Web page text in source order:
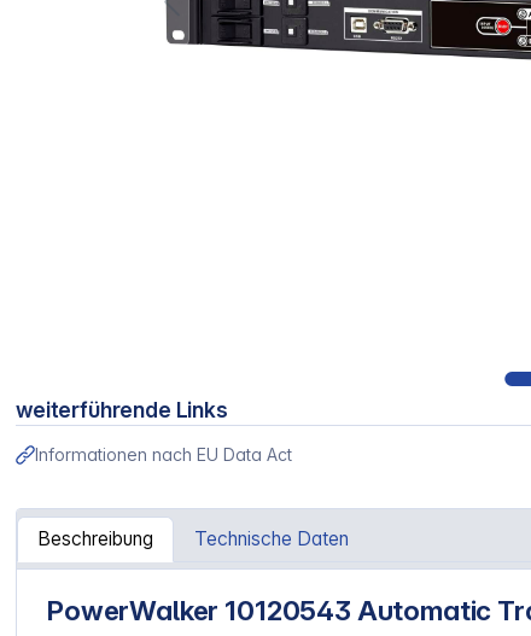
weiterführende Links
Informationen nach EU Data Act
Beschreibung Technische Daten
Artikelinformationen "PowerWalker ATS"
PowerWalker 10120543 Automatic